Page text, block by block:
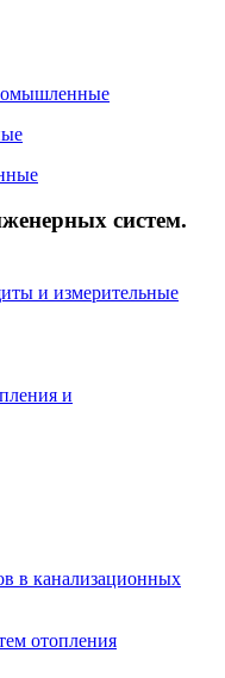
систем.
и измерительные
и
в канализационных
отопления